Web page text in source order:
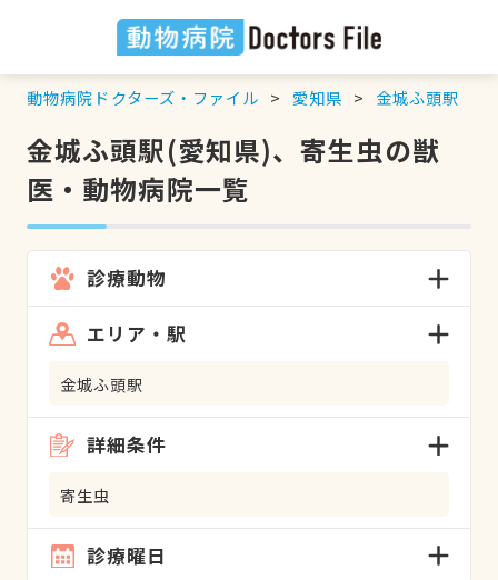
動物病院ドクターズ・ファイル 愛知県 金城ふ頭駅
金城ふ頭駅(愛知県)、寄生虫の獣
医・動物病院一覧
診療動物
エリア・駅
金城ふ頭駅
詳細条件
寄生虫
診療曜日